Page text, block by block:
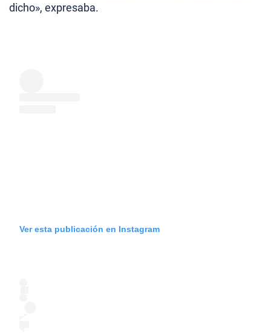
dicho», expresaba.
Ver esta publicación en Instagram